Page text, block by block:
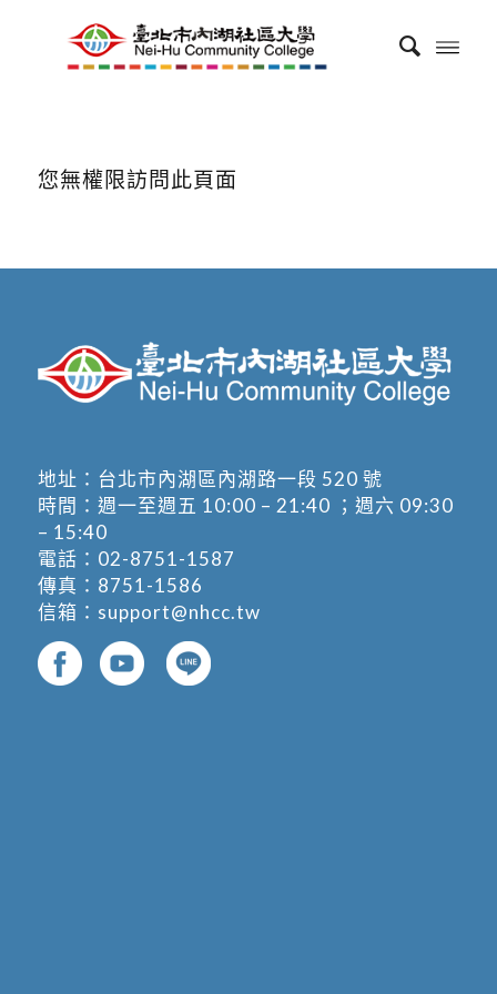
您無權限訪問此頁面
地址： 台北市內湖區內湖路一段 520 號
時間：週一至週五 10:00 – 21:40 ；週六 09:30
– 15:40
電話： 02-8751-1587
傳真：8751-1586
信箱： support@nhcc.tw